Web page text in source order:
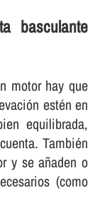
basculante
motor hay que
estén en
equilibrada,
También
y se añaden o
(como